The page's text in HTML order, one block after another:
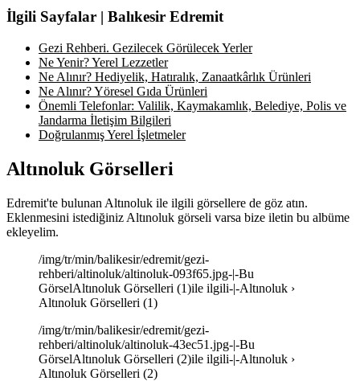
İlgili Sayfalar | Balıkesir Edremit
Gezi Rehberi. Gezilecek Görülecek Yerler
Ne Yenir? Yerel Lezzetler
Ne Alınır? Hediyelik, Hatıralık, Zanaatkârlık Ürünleri
Ne Alınır? Yöresel Gıda Ürünleri
Önemli Telefonlar: Valilik, Kaymakamlık, Belediye, Polis ve
Jandarma İletişim Bilgileri
Doğrulanmış Yerel İşletmeler
Altınoluk Görselleri
Edremit'te bulunan Altınoluk ile ilgili görsellere de göz atın.
Eklenmesini istediğiniz Altınoluk görseli varsa bize iletin bu albüme
ekleyelim.
/img/tr/min/balikesir/edremit/gezi-
rehberi/altinoluk/altinoluk-093f65.jpg-|-Bu
GörselAltınoluk Görselleri (1)ile ilgili-|-Altınoluk ›
Altınoluk Görselleri (1)
/img/tr/min/balikesir/edremit/gezi-
rehberi/altinoluk/altinoluk-43ec51.jpg-|-Bu
GörselAltınoluk Görselleri (2)ile ilgili-|-Altınoluk ›
Altınoluk Görselleri (2)